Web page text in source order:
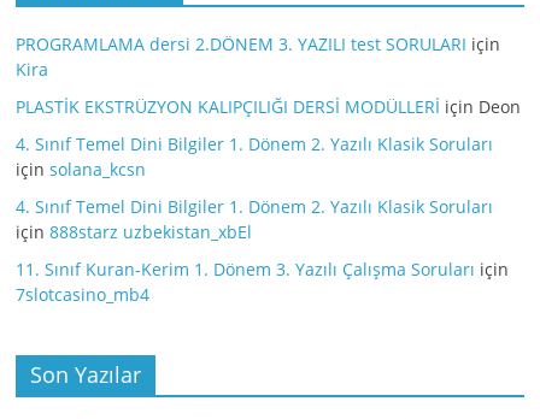
PROGRAMLAMA dersi 2.DÖNEM 3. YAZILI test SORULARI için
Kira
PLASTİK EKSTRÜZYON KALIPÇILIĞI DERSİ MODÜLLERİ için Deon
4. Sınıf Temel Dini Bilgiler 1. Dönem 2. Yazılı Klasik Soruları
içinsolana_kcsn
4. Sınıf Temel Dini Bilgiler 1. Dönem 2. Yazılı Klasik Soruları
için888starz uzbekistan_xbEl
11. Sınıf Kuran-Kerim 1. Dönem 3. Yazılı Çalışma Soruları için
7slotcasino_mb4
Son Yazılar